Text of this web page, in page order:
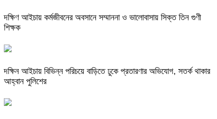
দক্ষিণ আইচায় কর্মজীবনের অবসানে সম্মাননা ও ভালোবাসায় সিক্ত তিন গুণী
শিক্ষক
দক্ষিন আইচায় ‎বিভিন্ন পরিচয়ে বাড়িতে ঢুকে প্রতারণার অভিযোগ, সতর্ক থাকার
আহ্বান পুলিশের